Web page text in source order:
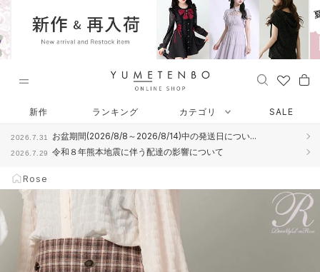
ス
キ
ッ
プ
移
す
新作 ランキング カテゴリ SALE
2026.7.31 お盆期間(2026/8/8～2026/8/14)中の発送日につい...
2026.7.29 令和８年熊本地震に伴う配達の影響について
Rose